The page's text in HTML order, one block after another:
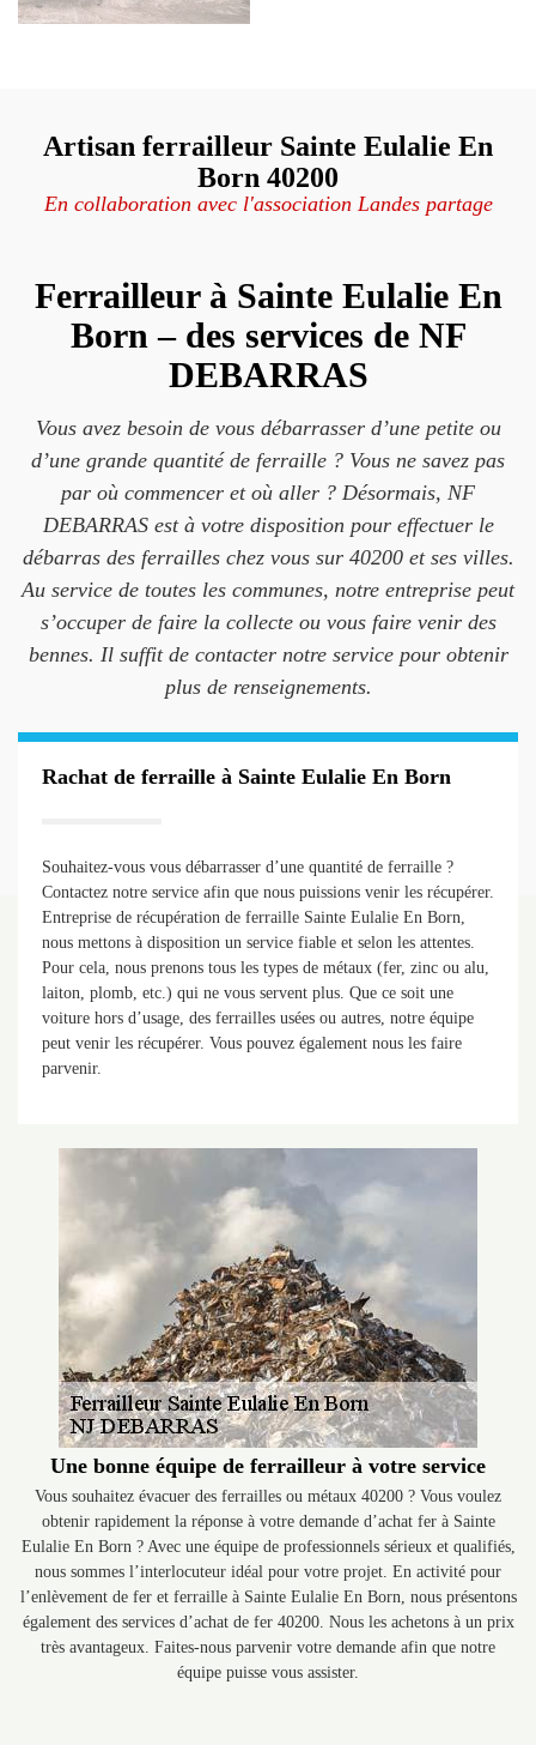
Artisan ferrailleur Sainte Eulalie En
Born 40200
En collaboration avec l'association Landes partage
Ferrailleur à Sainte Eulalie En
Born – des services de NF
DEBARRAS
Vous avez besoin de vous débarrasser d’une petite ou
d’une grande quantité de ferraille ? Vous ne savez pas
par où commencer et où aller ? Désormais, NF
DEBARRAS est à votre disposition pour effectuer le
débarras des ferrailles chez vous sur 40200 et ses villes.
Au service de toutes les communes, notre entreprise peut
s’occuper de faire la collecte ou vous faire venir des
bennes. Il suffit de contacter notre service pour obtenir
plus de renseignements.
Rachat de ferraille à Sainte Eulalie En Born
Souhaitez-vous vous débarrasser d’une quantité de ferraille ?
Contactez notre service afin que nous puissions venir les récupérer.
Entreprise de récupération de ferraille Sainte Eulalie En Born,
nous mettons à disposition un service fiable et selon les attentes.
Pour cela, nous prenons tous les types de métaux (fer, zinc ou alu,
laiton, plomb, etc.) qui ne vous servent plus. Que ce soit une
voiture hors d’usage, des ferrailles usées ou autres, notre équipe
peut venir les récupérer. Vous pouvez également nous les faire
parvenir.
Une bonne équipe de ferrailleur à votre service
Vous souhaitez évacuer des ferrailles ou métaux 40200 ? Vous voulez
obtenir rapidement la réponse à votre demande d’achat fer à Sainte
Eulalie En Born ? Avec une équipe de professionnels sérieux et qualifiés,
nous sommes l’interlocuteur idéal pour votre projet. En activité pour
l’enlèvement de fer et ferraille à Sainte Eulalie En Born, nous présentons
également des services d’achat de fer 40200. Nous les achetons à un prix
très avantageux. Faites-nous parvenir votre demande afin que notre
équipe puisse vous assister.